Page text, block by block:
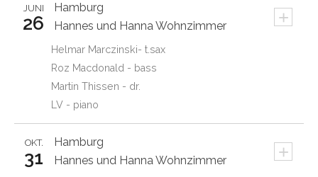
Hamburg +
JUNI
26 Hannes und Hanna Wohnzimmer
Helmar Marczinski- t.sax
Roz Macdonald - bass
Martin Thissen - dr.
LV - piano
Hamburg +
OKT.
31 Hannes und Hanna Wohnzimmer